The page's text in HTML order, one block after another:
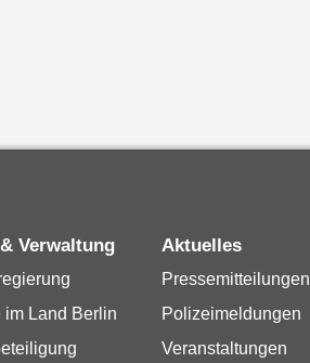
Verwaltung
im Land Berlin
Aktuelles
Pressemitteilungen
Polizeimeldungen
Veranstaltungen